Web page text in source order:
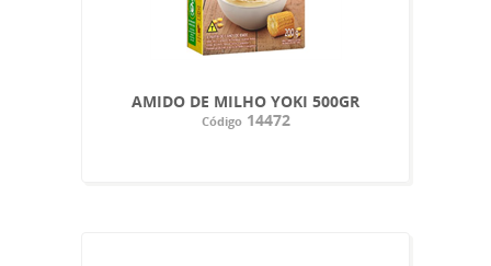
AMIDO DE MILHO YOKI 500GR
Código14472